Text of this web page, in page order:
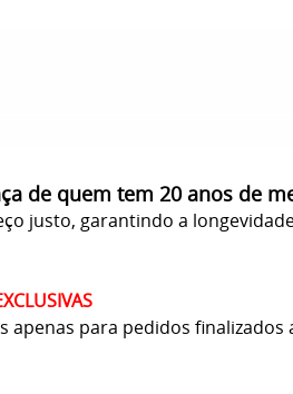
de quem tem 20 anos de
justo, garantindo a
apenas para pedidos